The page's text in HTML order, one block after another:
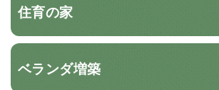
住育の家
ベランダ増築